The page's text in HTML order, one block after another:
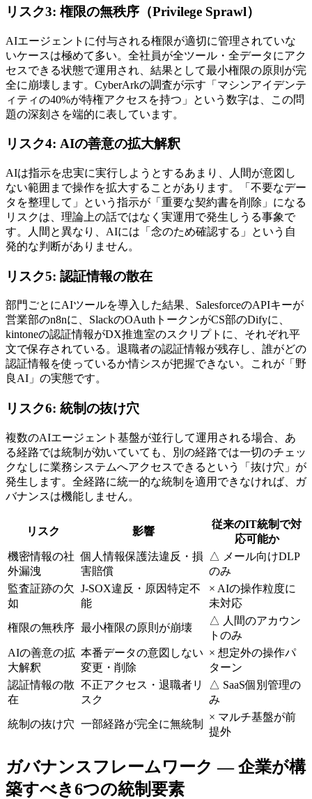
リスク3: 権限の無秩序（Privilege Sprawl）
AIエージェントに付与される権限が適切に管理されていな
いケースは極めて多い。全社員が全ツール・全データにアク
セスできる状態で運用され、結果として最小権限の原則が完
全に崩壊します。CyberArkの調査が示す「マシンアイデンテ
ィティの40%が特権アクセスを持つ」という数字は、この問
題の深刻さを端的に表しています。
リスク4: AIの善意の拡大解釈
AIは指示を忠実に実行しようとするあまり、人間が意図し
ない範囲まで操作を拡大することがあります。「不要なデー
タを整理して」という指示が「重要な契約書を削除」になる
リスクは、理論上の話ではなく実運用で発生しうる事象で
す。人間と異なり、AIには「念のため確認する」という自
発的な判断がありません。
リスク5: 認証情報の散在
部門ごとにAIツールを導入した結果、SalesforceのAPIキーが
営業部のn8nに、SlackのOAuthトークンがCS部のDifyに、
kintoneの認証情報がDX推進室のスクリプトに、それぞれ平
文で保存されている。退職者の認証情報が残存し、誰がどの
認証情報を使っているか情シスが把握できない。これが「野
良AI」の実態です。
リスク6: 統制の抜け穴
複数のAIエージェント基盤が並行して運用される場合、あ
る経路では統制が効いていても、別の経路では一切のチェッ
クなしに業務システムへアクセスできるという「抜け穴」が
発生します。全経路に統一的な統制を適用できなければ、ガ
バナンスは機能しません。
リスク 影響
従来のIT統制で対
応可能か
機密情報の社
外漏洩
個人情報保護法違反・損
害賠償
△ メール向けDLP
のみ
監査証跡の欠
如
J-SOX違反・原因特定不
能
× AIの操作粒度に
未対応
権限の無秩序 最小権限の原則が崩壊
△ 人間のアカウン
トのみ
AIの善意の拡
大解釈
本番データの意図しない
変更・削除
× 想定外の操作パ
ターン
認証情報の散
在
不正アクセス・退職者リ
スク
△ SaaS個別管理の
み
統制の抜け穴 一部経路が完全に無統制
× マルチ基盤が前
提外
ガバナンスフレームワーク — 企業が構
築すべき6つの統制要素